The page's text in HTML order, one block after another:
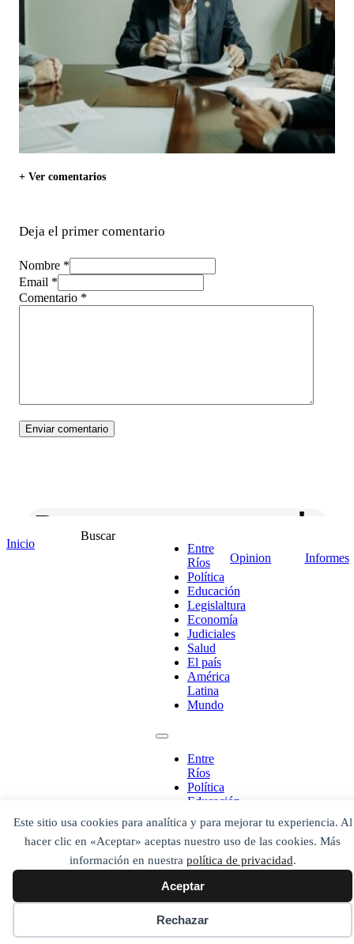
Este sitio usa cookies para analítica y para mejorar tu experiencia. Al
hacer clic en «Aceptar» aceptas nuestro uso de las cookies. Más
información en nuestra política de privacidad.
Aceptar
Rechazar
+ Ver comentarios
Deja el primer comentario
Nombre *
Email *
Comentario *
Inicio
Buscar
Entre
Ríos
Política
Educación
Legislaltura
Economía
Judiciales
Salud
El país
América
Latina
Mundo
Entre
Ríos
Política
Educación
Legislaltura
Economía
Judiciales
Salud
El país
América
Latina
Mundo
Opinion Informes
¡Ponete en contacto!
Escribe aquí abajo lo que desees buscar
Buscar